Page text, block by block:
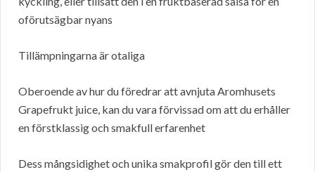
oförutsägbar nyans
Tillämpningarna är otaliga
Oberoende av hur du föredrar att avnjuta Aromhusets
Grapefrukt juice, kan du vara förvissad om att du erhåller
en förstklassig och smakfull erfarenhet
Dess mångsidighet och unika smakprofil gör den till ett